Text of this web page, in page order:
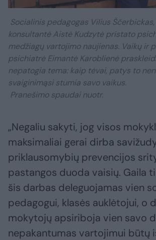
Socialinis pedagogas Vilius
konsultantė Aistė Kudzytė pristato
medžiagų vartojimo naujienas. Vaikų ir
psichiatrė Eimantė Karoblienė
nepatogia tema: kaip tėvai, patys to
svaiginimąsi stumia savo vaikus.
Pranešimo spaudai nuotr.
„Negaliu sakyti, jog visos
maksimaliai gerai dirba
priklausomybių prevencijos
pastangos duoda vaisių. Gaila
šis darbas deleguojamas vien
pedagogui, klasės auklėtojui, o
mokytojų apsiriboja vien savo
nepakantumas vartojimui būtų